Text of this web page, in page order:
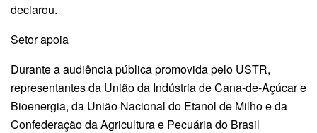
declarou.
Setor apoia
Durante a audiência pública promovida pelo USTR,
representantes da União da Indústria de Cana-de-Açúcar e
Bioenergia, da União Nacional do Etanol de Milho e da
Confederação da Agricultura e Pecuária do Brasil